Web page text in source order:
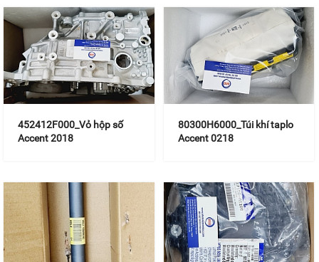
452412F000_Vỏ hộp số
Accent 2018
80300H6000_Túi khí taplo
Accent 0218